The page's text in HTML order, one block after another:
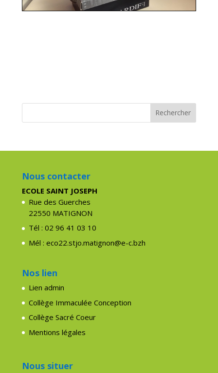
Nous contacter
ECOLE SAINT JOSEPH
Rue des Guerches
22550 MATIGNON
Tél : 02 96 41 03 10
Mél : eco22.stjo.matignon@e-c.bzh
Nos lien
Lien admin
Collège Immaculée Conception
Collège Sacré Coeur
Mentions légales
Nous situer